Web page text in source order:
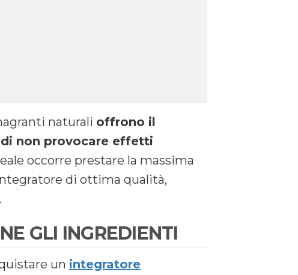
naturali offrono il
non provocare effetti
occorre prestare la massima
di ottima qualità,
GLI INGREDIENTI
un integratore